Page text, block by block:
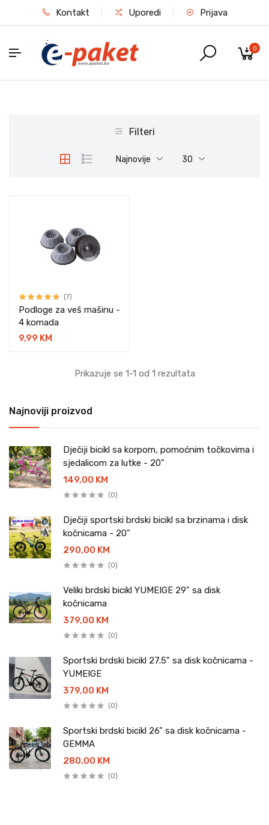
Kontakt Uporedi Prijava
0
Najnoviji proizvod
Dječiji bicikl sa korpom, pomoćnim točkovima i
sjedalicom za lutke - 20"
149,00 KM
(0)
Dječiji sportski brdski bicikl sa brzinama i disk
kočnicama - 20"
290,00 KM
(0)
Veliki brdski bicikl YUMEIGE 29" sa disk
kočnicama
379,00 KM
(0)
Sportski brdski bicikl 27.5" sa disk kočnicama -
YUMEIGE
379,00 KM
(0)
Sportski brdski bicikl 26" sa disk kočnicama -
GEMMA
280,00 KM
(0)
Filteri
Najnovije 30
(7)
Podloge za veš mašinu -
4 komada
9,99 KM
Prikazuje se 1-1 od 1 rezultata